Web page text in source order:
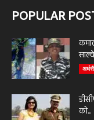
POPULAR
को...